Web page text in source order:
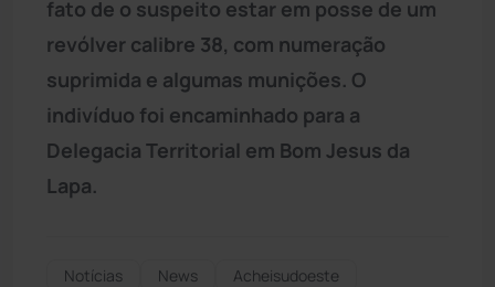
fato de o suspeito estar em posse de um
revólver calibre 38, com numeração
suprimida e algumas munições. O
indivíduo foi encaminhado para a
Delegacia Territorial em Bom Jesus da
Lapa.
Notícias News
Acheisudoeste